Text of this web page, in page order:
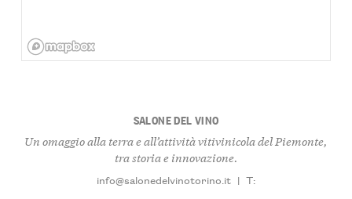
SALONE DEL VINO
Un omaggio alla terra e all’attività vitivinicola del Piemonte,
tra storia e innovazione.
info@salonedelvinotorino.it | T: